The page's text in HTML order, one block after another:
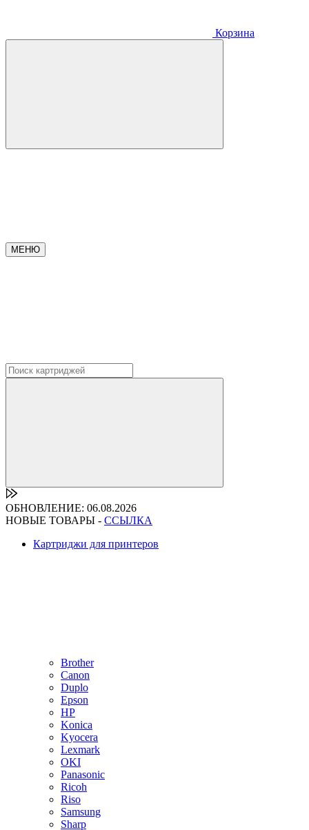
Корзина
МЕНЮ
ОБНОВЛЕНИЕ: 06.08.2026
НОВЫЕ ТОВАРЫ - ССЫЛКА
Картриджи для принтеров
Brother
Canon
Duplo
Epson
HP
Konica
Kyocera
Lexmark
OKI
Panasonic
Ricoh
Riso
Samsung
Sharp